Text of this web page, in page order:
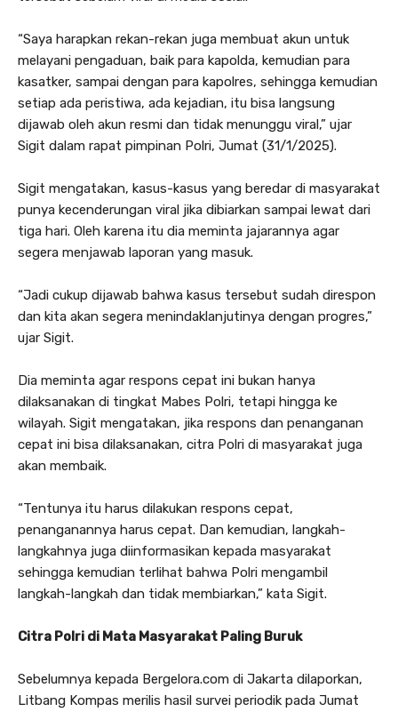
“Saya harapkan rekan-rekan juga membuat akun untuk
melayani pengaduan, baik para kapolda, kemudian para
kasatker, sampai dengan para kapolres, sehingga kemudian
setiap ada peristiwa, ada kejadian, itu bisa langsung
dijawab oleh akun resmi dan tidak menunggu viral,” ujar
Sigit dalam rapat pimpinan Polri, Jumat (31/1/2025).
Sigit mengatakan, kasus-kasus yang beredar di masyarakat
punya kecenderungan viral jika dibiarkan sampai lewat dari
tiga hari. Oleh karena itu dia meminta jajarannya agar
segera menjawab laporan yang masuk.
“Jadi cukup dijawab bahwa kasus tersebut sudah direspon
dan kita akan segera menindaklanjutinya dengan progres,”
ujar Sigit.
Dia meminta agar respons cepat ini bukan hanya
dilaksanakan di tingkat Mabes Polri, tetapi hingga ke
wilayah. Sigit mengatakan, jika respons dan penanganan
cepat ini bisa dilaksanakan, citra Polri di masyarakat juga
akan membaik.
“Tentunya itu harus dilakukan respons cepat,
penanganannya harus cepat. Dan kemudian, langkah-
langkahnya juga diinformasikan kepada masyarakat
sehingga kemudian terlihat bahwa Polri mengambil
langkah-langkah dan tidak membiarkan,” kata Sigit.
Citra Polri di Mata Masyarakat Paling Buruk
Sebelumnya kepada Bergelora.com di Jakarta dilaporkan,
Litbang Kompas merilis hasil survei periodik pada Jumat